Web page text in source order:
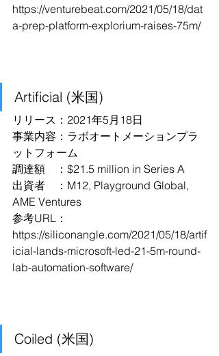
https://venturebeat.com/2021/05/18/dat
a-prep-platform-explorium-raises-75m/
Artificial (米国)
リリース：2021年5月18日
事業内容：ラボオートメーションプラ
ットフォーム
調達額　：$21.5 million in Series A
出資者　：M12, Playground Global,
AME Ventures
参考URL：
https://siliconangle.com/2021/05/18/artif
icial-lands-microsoft-led-21-5m-round-
lab-automation-software/
Coiled (米国)